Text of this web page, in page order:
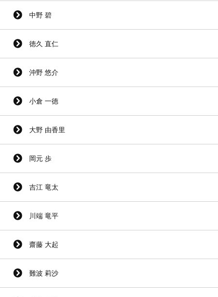
中野 碧
徳久 直仁
沖野 悠介
小倉 一徳
大野 由香里
岡元 歩
吉江 竜太
川端 竜平
齋藤 大起
難波 莉沙